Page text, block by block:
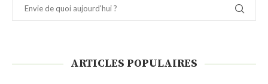
ARTICLES POPULAIRES